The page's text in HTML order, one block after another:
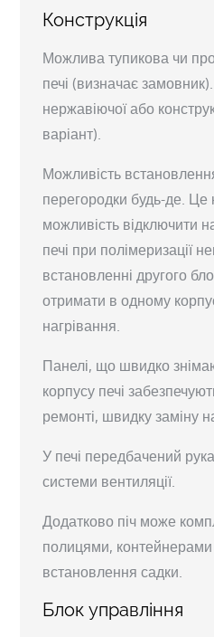
Конструкція
Можлива тупикова чи
печі (визначає
нержавіючої або
варіант).
Можливість
перегородки будь-де. Це
можливість відключити
печі при полімеризації
встановленні другого
отримати в одному
нагрівання.
Панелі, що швидко
корпусу печі
ремонті, швидку заміну
У печі передбачений
системи вентиляції.
Додатково піч може
полицями,
встановлення садки.
Блок управління